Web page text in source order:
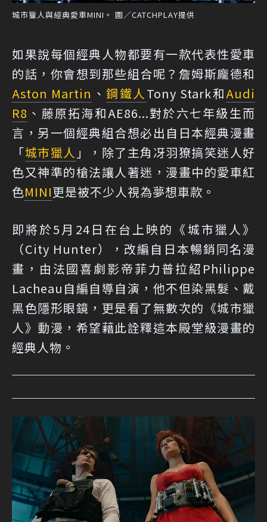
城市獵人與經典愛車MINI。 圖／CATCHPLAY提供
如果說每個經典人物都要有一款代表性愛車
的話，你會想到那些組合呢？詹姆斯龐德和
Aston Martin 、鋼鐵人Tony Stark和Audi
R8 、藤原拓海和AE86...對於六七年級生而
言，另一個經典組合想必出自日本經典漫畫
「城市獵人 」，除了主角冴羽獠搞笑迷人好
色又神準的槍法讓人著迷，漫畫中的愛車紅
色MINI更是被不少人視為夢想車款。
即將於5月24日在台上映的《城市獵人》
（City Hunter），改編自日本暢銷同名漫
畫，由法國喜劇影帝菲力普拉紹Philippe
Lacheau自編自導自演，他不但染黑髮、戴
黑色隱形眼鏡，更是看了無數次的《城市獵
人》動漫，希望藉此詮釋這本殿堂級漫畫的
經典人物。